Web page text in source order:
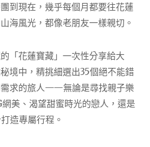
到現在，幾乎每個月都要往花蓮
海風光，都像老朋友一樣親切。
「花蓮寶藏」一次性分享給大
境中，精挑細選出35個絕不能錯
需求的旅人——無論是尋找親子樂
美、渴望甜蜜時光的戀人，還是
造專屬行程。